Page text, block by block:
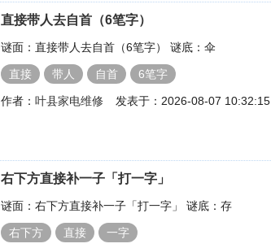
直接带人去自首（6笔字）
谜面：直接带人去自首（6笔字） 谜底：伞
直接 带人 自首 6笔字
作者：叶县家电维修 发表于：2026-08-07 10:32:15
右下方直接补一子「打一字」
谜面：右下方直接补一子「打一字」 谜底：存
右下方 直接 一字